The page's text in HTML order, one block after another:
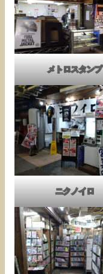
メトロスタンプ
ニクノイロ